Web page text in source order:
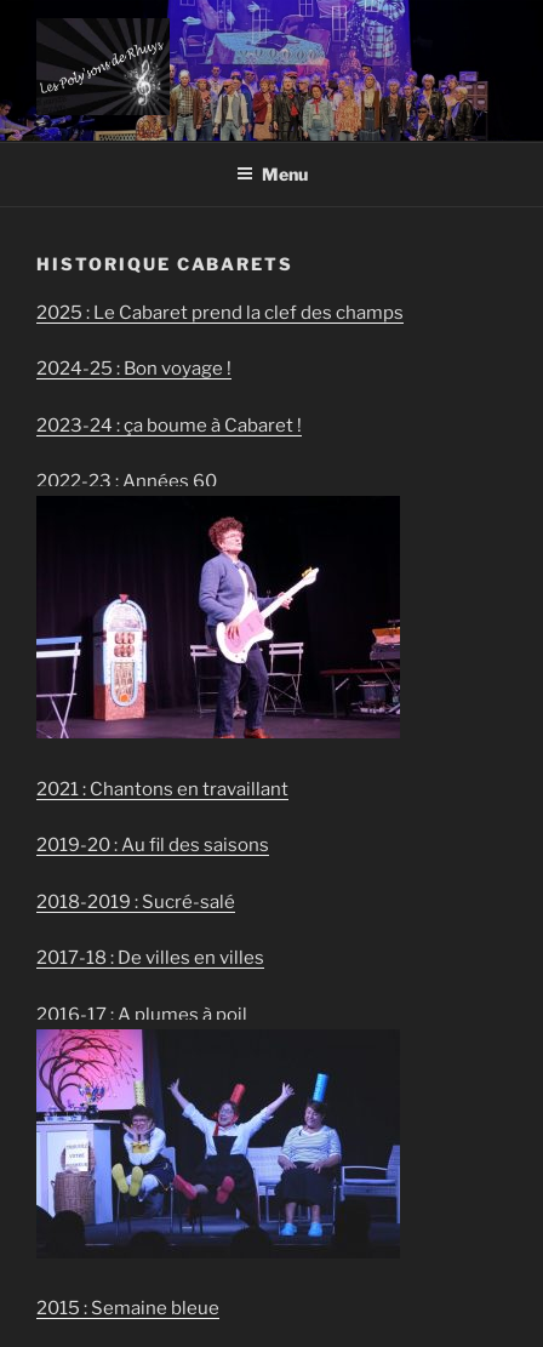
contenu
principal
LES POLY'SONS DE RHUYS
Association favorisant les expressions musicales et théâtrales
Menu
HISTORIQUE CABARETS
2025 : Le Cabaret prend la clef des champs
2024-25 : Bon voyage !
2023-24 : ça boume à Cabaret !
2022-23 : Années 60
2021 : Chantons en travaillant
2019-20 : Au fil des saisons
2018-2019 : Sucré-salé
2017-18 : De villes en villes
2016-17 : A plumes à poil
2015 : Semaine bleue